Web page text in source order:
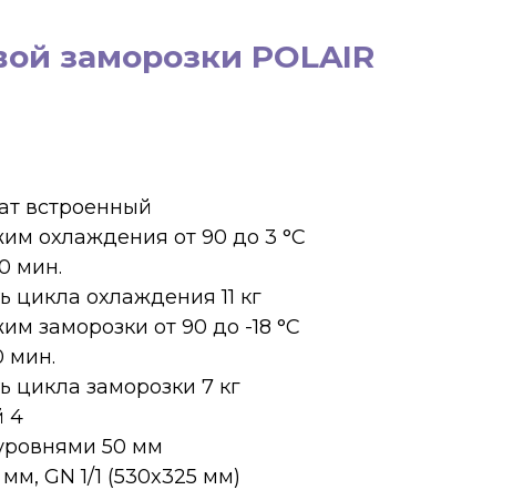
заморозки POLAIR
встроенный
охлаждения от 90 до 3 °С
мин.
цикла охлаждения 11 кг
заморозки от 90 до -18 °С
мин.
цикла заморозки 7 кг
4
50 мм
GN 1/1 (530x325 мм)